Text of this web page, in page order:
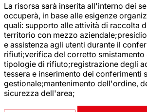
La risorsa sarà inserita all'interno dei
occuperà, in base alle esigenze
quali: supporto alle attività di raccolta
territorio con mezzo
e assistenza agli utenti durante il
rifiuti;verifica del corretto smistamento
tipologie di rifiuto;registrazione degli
tessera e inserimento dei conferimenti
gestionale;mantenimento dell'ordine,
sicurezza dell'area;